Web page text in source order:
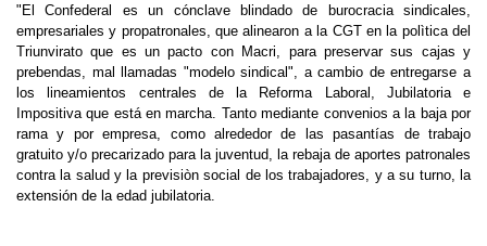
"El Confederal es un cónclave blindado de burocracia sindicales,
empresariales y propatronales, que alinearon a la CGT en la polìtica del
Triunvirato que es un pacto con Macri, para preservar sus cajas y
prebendas, mal llamadas "modelo sindical", a cambio de entregarse a
los lineamientos centrales de la Reforma Laboral, Jubilatoria e
Impositiva que está en marcha. Tanto mediante convenios a la baja por
rama y por empresa, como alrededor de las pasantías de trabajo
gratuito y/o precarizado para la juventud, la rebaja de aportes patronales
contra la salud y la previsiòn social de los trabajadores, y a su turno, la
extensión de la edad jubilatoria.